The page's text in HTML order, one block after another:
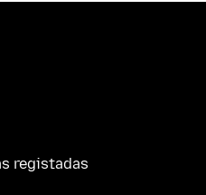
registadas